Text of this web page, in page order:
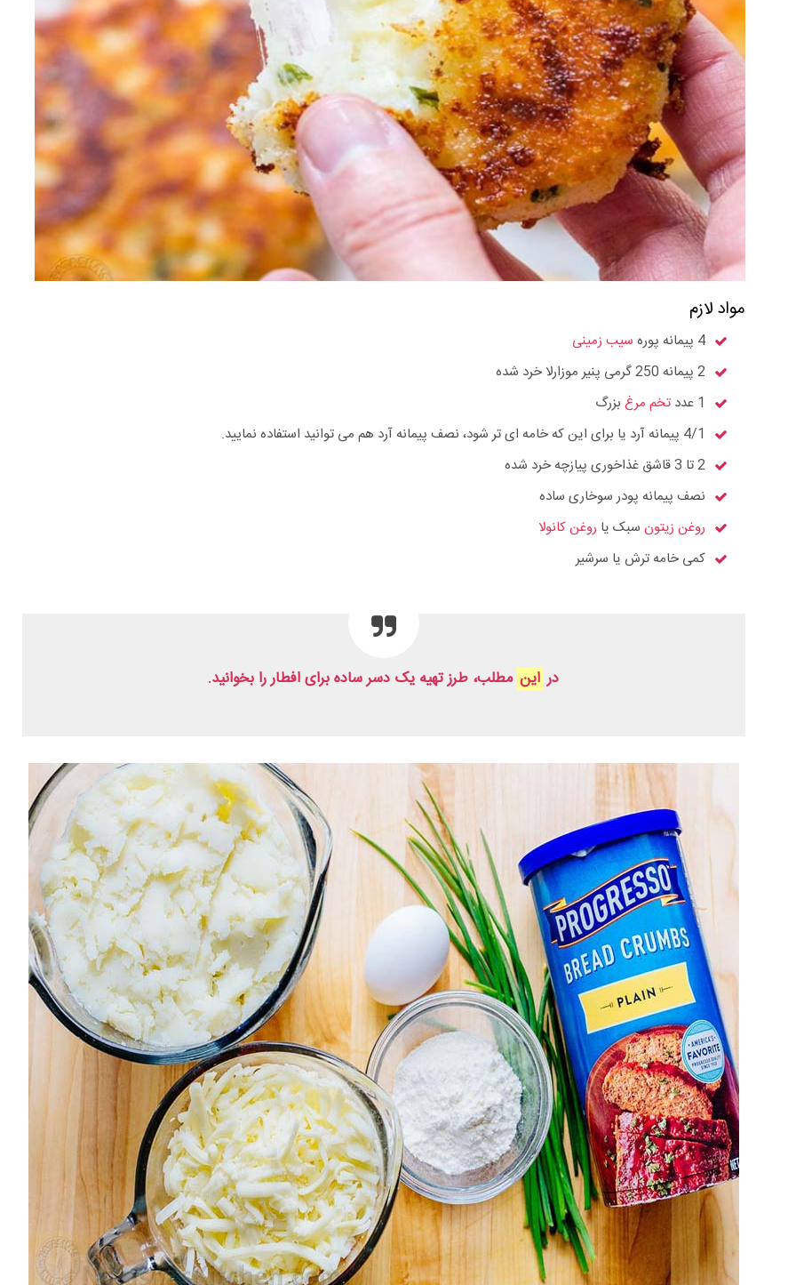
مواد لازم
4 پیمانه پوره
سیب زمینی
2 پیمانه 250 گرمی پنیر موزارلا خرد شده
1 عدد
تخم مرغ بزرگ
4/1 پیمانه آرد یا برای این که خامه ای تر شود، نصف پیمانه آرد هم می توانید استفاده نمایید.
2 تا 3 قاشق غذاخوری پیازچه خرد شده
نصف پیمانه پودر سوخاری ساده
روغن زیتون سبک یا روغن کانولا
کمی خامه ترش یا سرشیر
در این مطلب، طرز تهیه یک دسر ساده برای افطار را بخوانید.